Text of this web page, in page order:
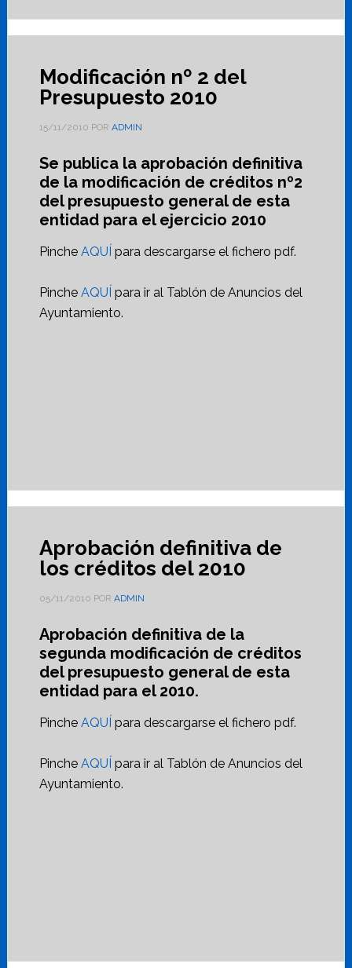
Modificación nº 2 del
Presupuesto 2010
15/11/2010 POR ADMIN
Se publica la aprobación definitiva
de la modificación de créditos nº2
del presupuesto general de esta
entidad para el ejercicio 2010
Pinche AQUÍ para descargarse el fichero pdf.
Pinche AQUÍ para ir al Tablón de Anuncios del
Ayuntamiento.
Aprobación definitiva de
los créditos del 2010
05/11/2010 POR ADMIN
Aprobación definitiva de la
segunda modificación de créditos
del presupuesto general de esta
entidad para el 2010.
Pinche AQUÍ para descargarse el fichero pdf.
Pinche AQUÍ para ir al Tablón de Anuncios del
Ayuntamiento.